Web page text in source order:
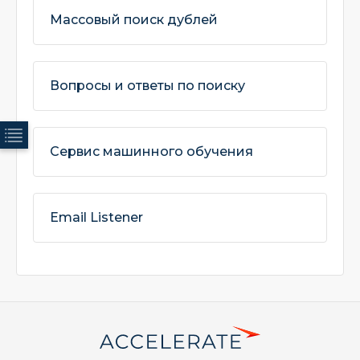
Массовый поиск дублей
Вопросы и ответы по поиску
Сервис машинного обучения
Email Listener